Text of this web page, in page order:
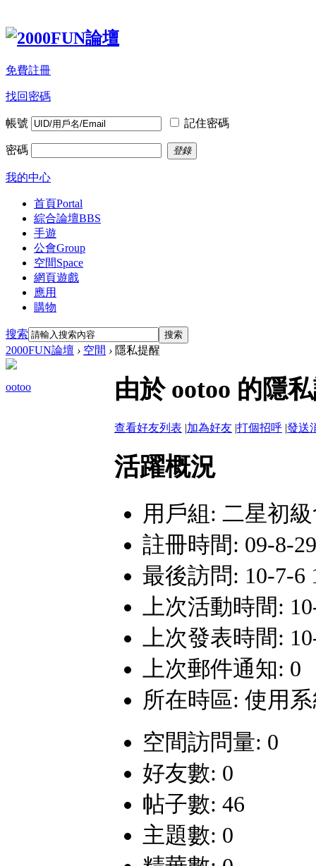
免費註冊
找回密碼
帳號 記住密碼
密碼 登錄
我的中心
首頁Portal
綜合論壇BBS
手遊
公會Group
空間Space
網頁遊戲
應用
購物
搜索 搜索
2000FUN論壇 › 空間 › 隱私提醒
ootoo 由於 ootoo 的隱
查看好友列表 |加為好友 |打個招呼 |發送
活躍概況
用戶組: 二星初
註冊時間: 09-8-
最後訪問: 10-7-6
上次活動時間:
上次發表時間:
上次郵件通知: 0
所在時區: 使用
空間訪問量: 0
好友數: 0
帖子數: 46
主題數: 0